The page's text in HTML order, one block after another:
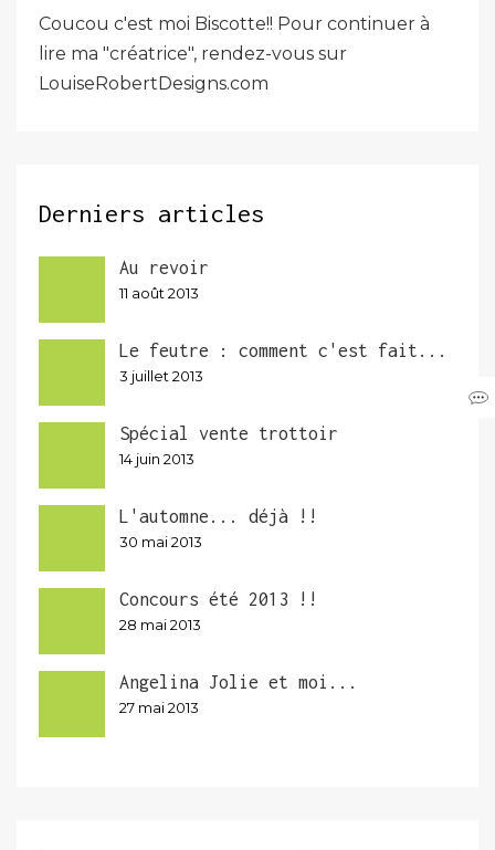
Coucou c'est moi Biscotte!! Pour continuer à
lire ma "créatrice", rendez-vous sur
LouiseRobertDesigns.com
Derniers articles
Au revoir
11 août 2013
Le feutre : comment c'est fait...
3 juillet 2013
Spécial vente trottoir
14 juin 2013
L'automne... déjà !!
30 mai 2013
Concours été 2013 !!
28 mai 2013
Angelina Jolie et moi...
27 mai 2013